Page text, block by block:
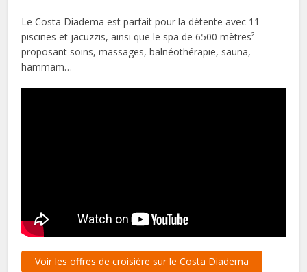
Le Costa Diadema est parfait pour la détente avec 11
piscines et jacuzzis, ainsi que le spa de 6500 mètres²
proposant soins, massages, balnéothérapie, sauna,
hammam…
Voir les offres de croisière sur le Costa Diadema